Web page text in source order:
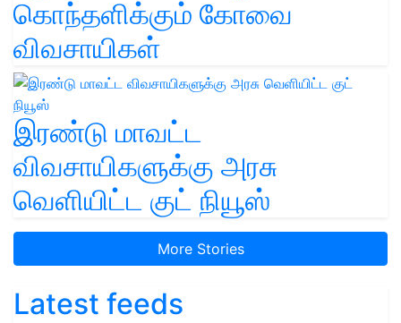
கொந்தளிக்கும் கோவை
விவசாயிகள்
இரண்டு மாவட்ட
விவசாயிகளுக்கு அரசு
வெளியிட்ட குட் நியூஸ்
More Stories
Latest feeds